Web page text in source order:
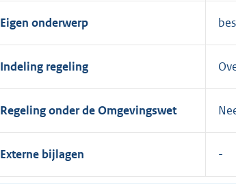
Eigen onderwerp
Indeling regeling
Regeling onder de Omgevingswet
Externe bijlagen